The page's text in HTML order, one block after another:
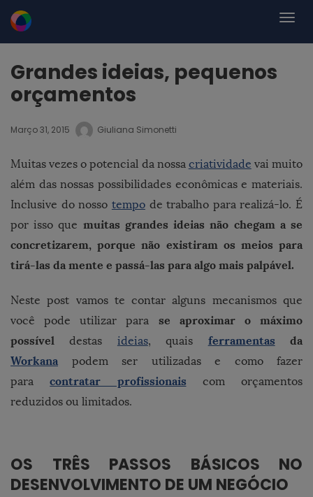
Grandes ideias, pequenos
orçamentos
Março 31, 2015 Giuliana Simonetti
Muitas vezes o potencial da nossa criatividade vai muito
além das nossas possibilidades econômicas e materiais.
Inclusive do nosso tempode trabalho para realizá-lo. É
por isso que muitas grandes ideias não chegam a se
concretizarem, porque não existiram os meios para
tirá-las da mente e passá-las para algo mais palpável.
Neste post vamos te contar alguns mecanismos que
você pode utilizar para se aproximar o máximo
possível destas ideias, quais ferramentas da
Workana podem ser utilizadas e como fazer
paracontratar profissionais com orçamentos
reduzidos ou limitados.
OS TRÊS PASSOS BÁSICOS NO
DESENVOLVIMENTO DE UM NEGÓCIO